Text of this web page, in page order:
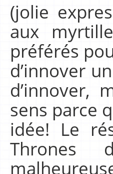
(jolie
aux
préférés
d’innover
d’innover,
sens parce
idée! Le
Thrones